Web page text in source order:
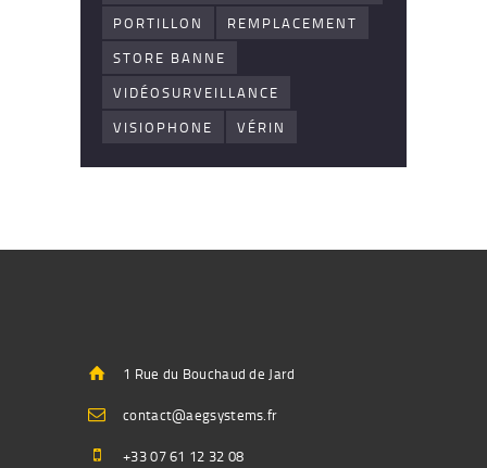
PORTILLON
REMPLACEMENT
STORE BANNE
VIDÉOSURVEILLANCE
VISIOPHONE
VÉRIN
1 Rue du Bouchaud de Jard
contact@aegsystems.fr
+33 07 61 12 32 08